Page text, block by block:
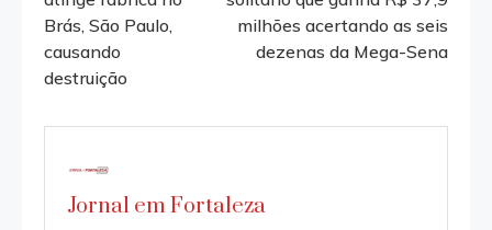
articles
Brás, São Paulo,
causando
destruição
milhões acertando as seis
dezenas da Mega-Sena
Jornal em Fortaleza